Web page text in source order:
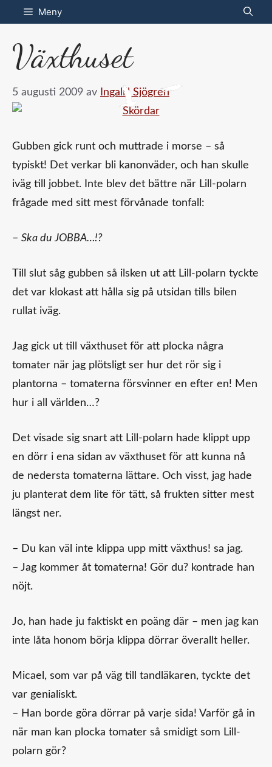
Hoppa
till
innehåll
Meny
Växthuset
5 augusti 2009 av Ingalill Sjögren
Gubben gick runt och muttrade i morse – så
typiskt! Det verkar bli kanonväder, och han skulle
iväg till jobbet. Inte blev det bättre när Lill-polarn
frågade med sitt mest förvånade tonfall:
– Ska du JOBBA…!?
Till slut såg gubben så ilsken ut att Lill-polarn tyckte
det var klokast att hålla sig på utsidan tills bilen
rullat iväg.
Jag gick ut till växthuset för att plocka några
tomater när jag plötsligt ser hur det rör sig i
plantorna – tomaterna försvinner en efter en! Men
hur i all världen…?
Det visade sig snart att Lill-polarn hade klippt upp
en dörr i ena sidan av växthuset för att kunna nå
de nedersta tomaterna lättare. Och visst, jag hade
ju planterat dem lite för tätt, så frukten sitter mest
längst ner.
– Du kan väl inte klippa upp mitt växthus! sa jag.
– Jag kommer åt tomaterna! Gör du? kontrade han
nöjt.
Jo, han hade ju faktiskt en poäng där – men jag kan
inte låta honom börja klippa dörrar överallt heller.
Micael, som var på väg till tandläkaren, tyckte det
var genialiskt.
– Han borde göra dörrar på varje sida! Varför gå in
när man kan plocka tomater så smidigt som Lill-
polarn gör?